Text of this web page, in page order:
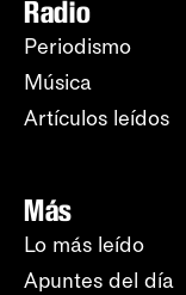
Radio
Periodismo
Música
Artículos leídos
Más
Lo más leído
Apuntes del día